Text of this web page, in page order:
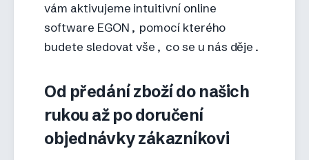
vám aktivujeme intuitivní online
software EGON, pomocí kterého
budete sledovat vše, co se u nás děje.
Od předání zboží do našich
rukou až po doručení
objednávky zákazníkovi